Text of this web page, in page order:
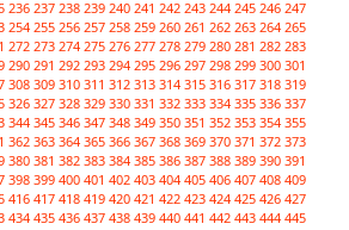
236 237 238 239 240 241 242 243 244 245 246 247
254 255 256 257 258 259 260 261 262 263 264 265
272 273 274 275 276 277 278 279 280 281 282 283
290 291 292 293 294 295 296 297 298 299 300 301
308 309 310 311 312 313 314 315 316 317 318 319
326 327 328 329 330 331 332 333 334 335 336 337
344 345 346 347 348 349 350 351 352 353 354 355
362 363 364 365 366 367 368 369 370 371 372 373
380 381 382 383 384 385 386 387 388 389 390 391
398 399 400 401 402 403 404 405 406 407 408 409
416 417 418 419 420 421 422 423 424 425 426 427
434 435 436 437 438 439 440 441 442 443 444 445